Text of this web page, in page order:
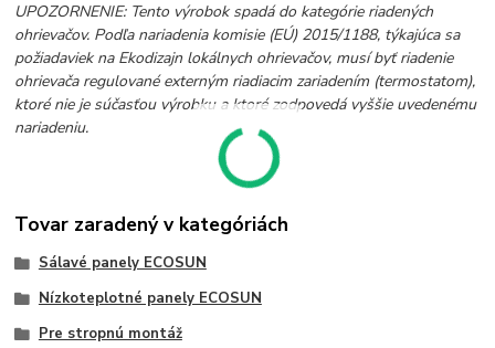
UPOZORNENIE: Tento výrobok spadá do kategórie riadených
ohrievačov. Podľa nariadenia komisie (EÚ) 2015/1188, týkajúca sa
požiadaviek na Ekodizajn lokálnych ohrievačov, musí byť riadenie
ohrievača regulované externým riadiacim zariadením (termostatom),
ktoré nie je súčasťou výrobku a ktoré zodpovedá vyššie uvedenému
nariadeniu.
Tovar zaradený v kategóriách
Sálavé panely ECOSUN
Nízkoteplotné panely ECOSUN
Pre stropnú montáž